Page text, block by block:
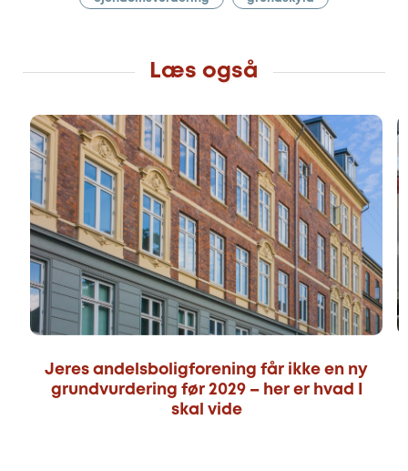
Læs også
Jeres andelsboligforening får ikke en ny
grundvurdering før 2029 – her er hvad I
skal vide